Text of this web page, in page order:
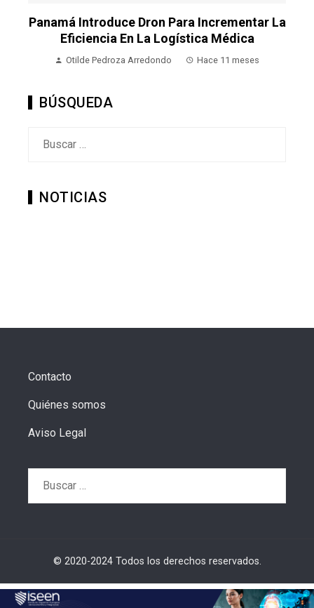
Panamá Introduce Dron Para Incrementar La
Eficiencia En La Logística Médica
Otilde Pedroza Arredondo Hace 11 meses
BÚSQUEDA
NOTICIAS
Contacto
Quiénes somos
Aviso Legal
© 2020-2024 Todos los derechos reservados.